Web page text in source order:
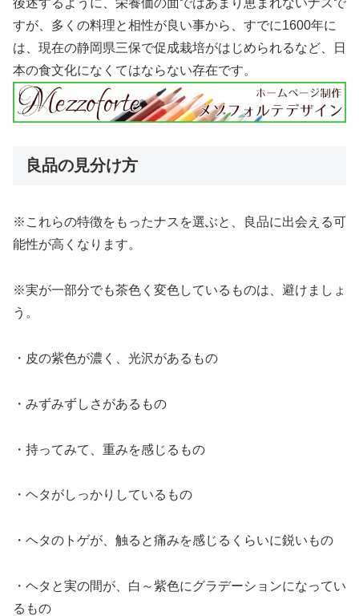
すが、多くの料理と相性が良い事から、すでに1600年に
は、現在の静岡県三保で促成栽培がはじめられるなど、日
本の食文化になくてはならない存在です。
良品の見分け方
※これらの特徴をもったナスを選ぶと、良品に出会える可
能性が高くなります。
※実が一部分でも茶色く変色しているものは、避けましょ
う。
・皮の紫色が濃く、光沢があるもの
・みずみずしさがあるもの
・持ってみて、重みを感じるもの
・ヘタがしっかりしているもの
・ヘタのトゲが、触ると痛みを感じるくらいに鋭いもの
・ヘタと実の間が、白～紫色にグラデーションになってい
るもの